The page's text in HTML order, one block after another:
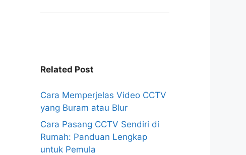
Related Post
Cara Memperjelas Video CCTV
yang Buram atau Blur
Cara Pasang CCTV Sendiri di
Rumah: Panduan Lengkap
untuk Pemula